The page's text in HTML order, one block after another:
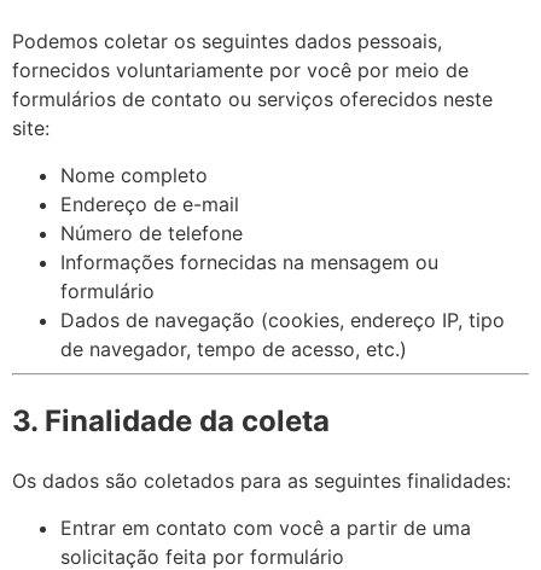
Podemos coletar os seguintes dados pessoais,
fornecidos voluntariamente por você por meio de
formulários de contato ou serviços oferecidos neste
site:
Nome completo
Endereço de e-mail
Número de telefone
Informações fornecidas na mensagem ou
formulário
Dados de navegação (cookies, endereço IP, tipo
de navegador, tempo de acesso, etc.)
3. Finalidade da coleta
Os dados são coletados para as seguintes finalidades:
Entrar em contato com você a partir de uma
solicitação feita por formulário